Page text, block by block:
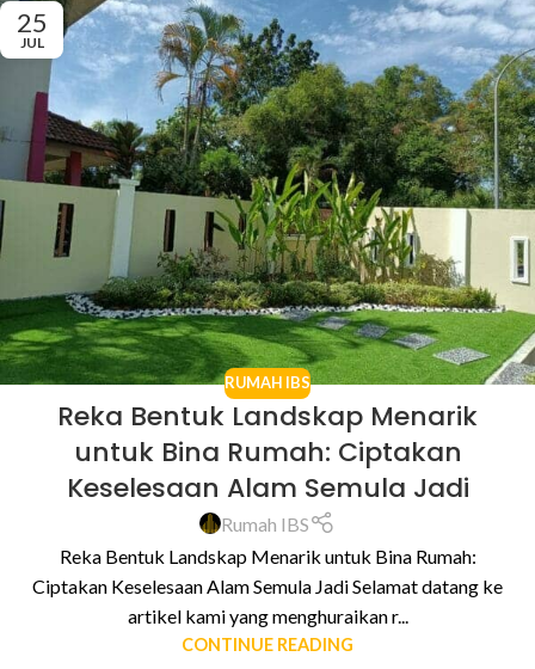
25
JUL
RUMAH IBS
Reka Bentuk Landskap Menarik
untuk Bina Rumah: Ciptakan
Keselesaan Alam Semula Jadi
Rumah IBS
Reka Bentuk Landskap Menarik untuk Bina Rumah:
Ciptakan Keselesaan Alam Semula Jadi Selamat datang ke
artikel kami yang menghuraikan r...
CONTINUE READING